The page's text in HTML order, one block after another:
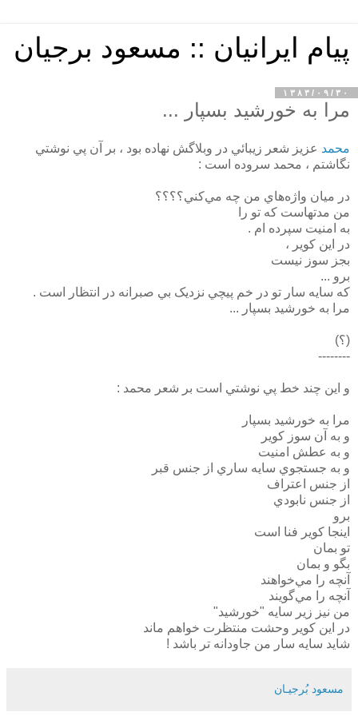
پیام ایرانیان :: مسعود برجیان
۱۳۸۳/۰۹/۳۰
مرا به خورشيد بسپار ...
محمد عزيز شعر زيبائي در وبلاگش نهاده بود ، بر آن پي نوشتي
نگاشتم ، محمد سروده است :
در ميان واژه‌هاي من چه مي‌کني؟؟؟؟
من مدتهاست که تو را
به امنيت سپرده ام .
در اين کوير ،
بجز سوز نيست
برو ...
که سايه سار تو در خم پيچي نزديک بي صبرانه در انتظار است .
مرا به خورشيد بسپار ...
(؟)
--------
و اين چند خط پي نوشتي است بر شعر محمد :
مرا به خورشيد بسپار
و به آن سوز کوير
و به عطش امنيت
و به جستجوي سايه ساري از جنس قبر
از جنس اعتراف
از جنس نابودي
برو
اينجا کوير فنا است
تو بمان
بگو و بمان
آنچه را مي‌خواهند
آنچه را مي‌گويند
من نيز زير سايه "خورشيد"
در اين کوير وحشت منتظرت خواهم ماند
شايد سايه سار من جاودانه تر باشد !
مسعود بُرجيـان